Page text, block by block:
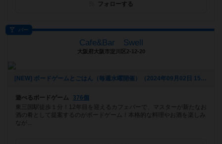
フォローする
バー
Cafe&Bar Swell
大阪府大阪市淀川区2-12-20
[NEW] ボードゲームとごはん（毎週水曜開催）（2024年09月02日 15時30分）
遊べるボードゲーム
376個
東三国駅徒歩１分！12年目を迎えるカフェバーで、マスターが新たなお
酒の肴として提案するのがボードゲーム！本格的な料理やお酒を楽しみ
なが...